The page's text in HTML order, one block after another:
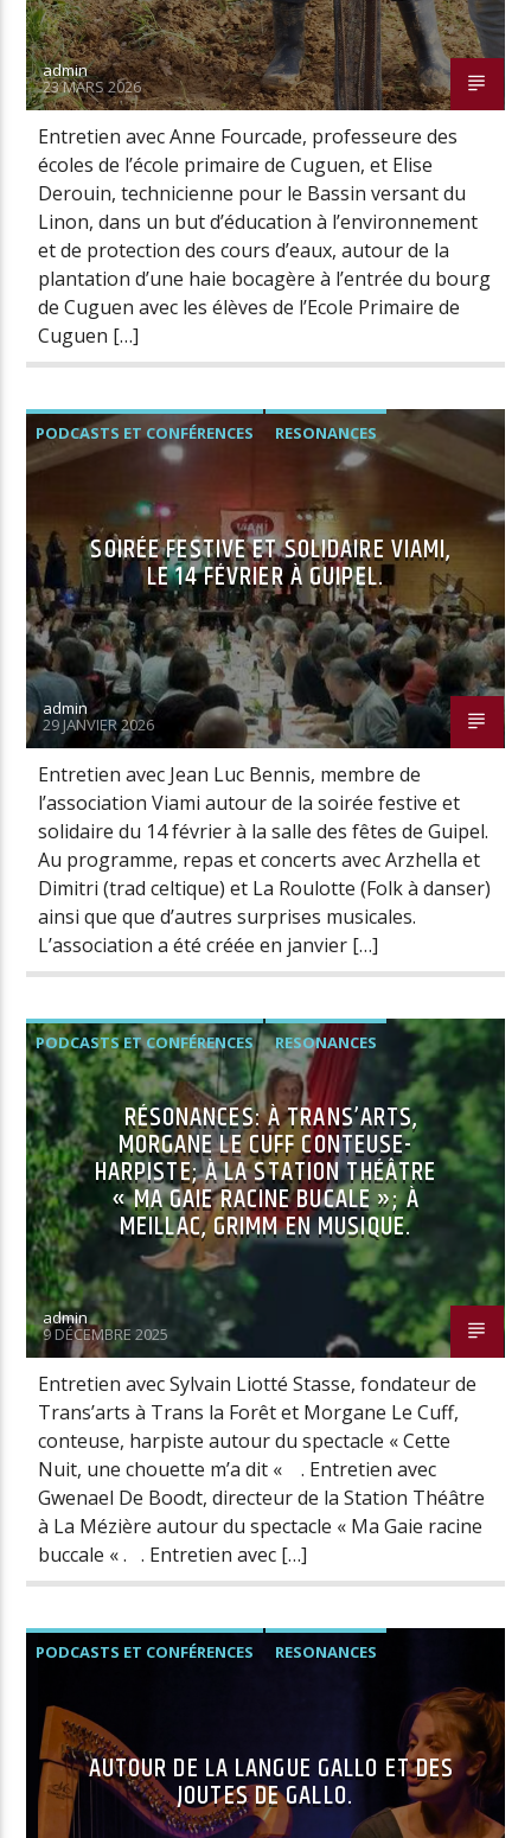
admin
23 MARS 2026
Entretien avec Anne Fourcade, professeure des
écoles de l’école primaire de Cuguen, et Elise
Derouin, technicienne pour le Bassin versant du
Linon, dans un but d’éducation à l’environnement
et de protection des cours d’eaux, autour de la
plantation d’une haie bocagère à l’entrée du bourg
de Cuguen avec les élèves de l’Ecole Primaire de
Cuguen […]
PODCASTS ET CONFÉRENCES RESONANCES
SOIRÉE FESTIVE ET SOLIDAIRE VIAMI,
LE 14 FÉVRIER À GUIPEL.
admin
29 JANVIER 2026
Entretien avec Jean Luc Bennis, membre de
l’association Viami autour de la soirée festive et
solidaire du 14 février à la salle des fêtes de Guipel.
Au programme, repas et concerts avec Arzhella et
Dimitri (trad celtique) et La Roulotte (Folk à danser)
ainsi que que d’autres surprises musicales.
L’association a été créée en janvier […]
PODCASTS ET CONFÉRENCES RESONANCES
RÉSONANCES: À TRANS’ARTS,
MORGANE LE CUFF CONTEUSE-
HARPISTE; À LA STATION THÉÂTRE
« MA GAIE RACINE BUCALE »; À
MEILLAC, GRIMM EN MUSIQUE.
admin
9 DÉCEMBRE 2025
Entretien avec Sylvain Liotté Stasse, fondateur de
Trans’arts à Trans la Forêt et Morgane Le Cuff,
conteuse, harpiste autour du spectacle « Cette
Nuit, une chouette m’a dit « . Entretien avec
Gwenael De Boodt, directeur de la Station Théâtre
à La Mézière autour du spectacle « Ma Gaie racine
buccale « . . Entretien avec […]
PODCASTS ET CONFÉRENCES RESONANCES
AUTOUR DE LA LANGUE GALLO ET DES
JOUTES DE GALLO.